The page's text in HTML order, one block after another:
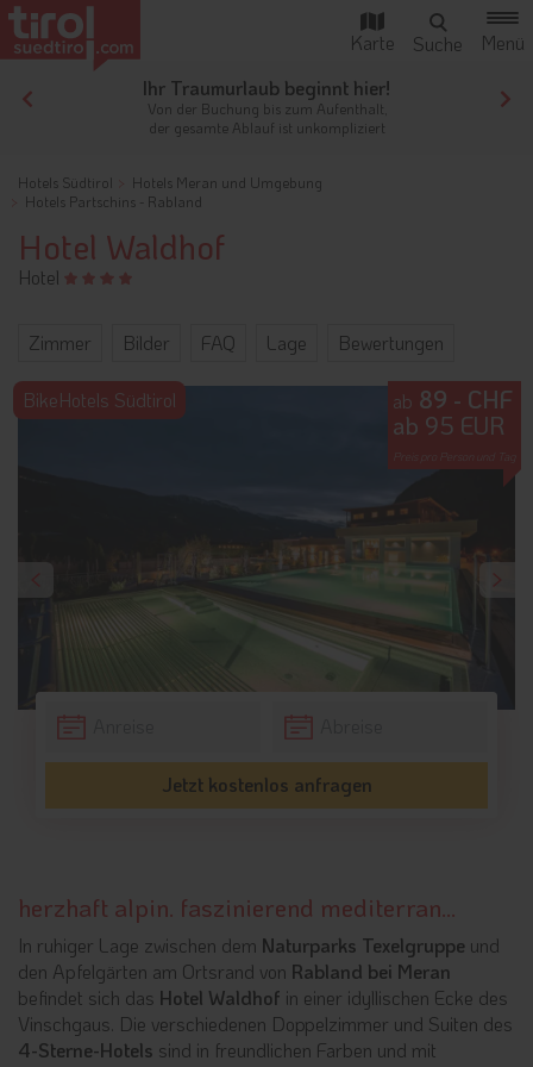
Ihr Traumurlaub beginnt hier!
Von der Buchung bis zum Aufenthalt,
der gesamte Ablauf ist unkompliziert
Hotels Südtirol
Hotels Meran und Umgebung
Hotels Partschins - Rabland
Hotel Waldhof
Hotel
Zimmer Bilder FAQ Lage Bewertungen
BikeHotels Südtirol ab 89 - CHF
ab 95 EUR
Jetzt kostenlos anfragen
herzhaft alpin. faszinierend mediterran...
In ruhiger Lage zwischen dem Naturparks Texelgruppe und
den Apfelgärten am Ortsrand von Rabland bei Meran
befindet sich das Hotel Waldhof in einer idyllischen Ecke des
Vinschgaus. Die verschiedenen Doppelzimmer und Suiten des
4-Sterne-Hotels sind in freundlichen Farben und mit